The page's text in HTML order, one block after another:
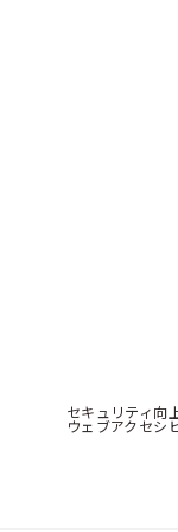
セキュリティ向
ウェブアクセシ